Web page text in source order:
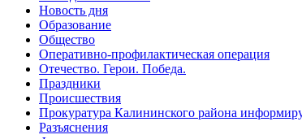
Новость дня
Образование
Общество
Оперативно-профилактическая операция
Отечество. Герои. Победа.
Праздники
Происшествия
Прокуратура Калининского района
Разъяснения